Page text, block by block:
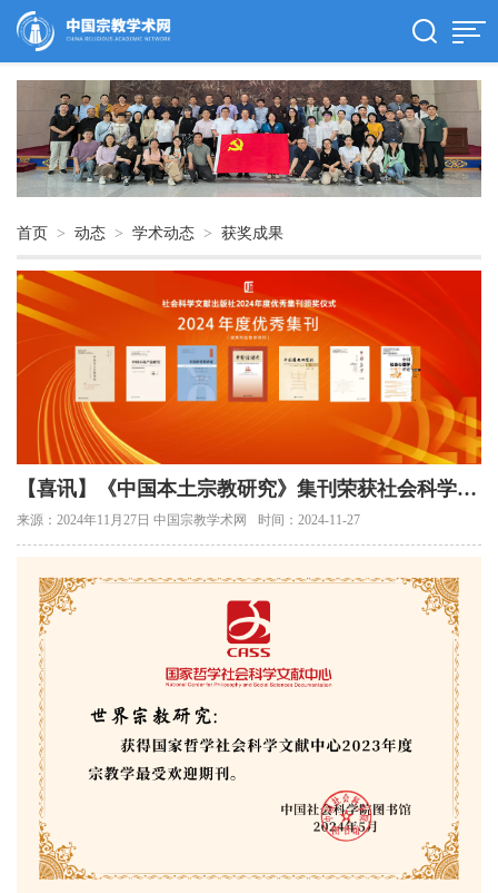
首页 > 动态 > 学术动态 > 获奖成果
【喜讯】《中国本土宗教研究》集刊荣获社会科学文
献出版社2024年度优秀集刊奖
来源：2024年11月27日 中国宗教学术网 时间：2024-11-27